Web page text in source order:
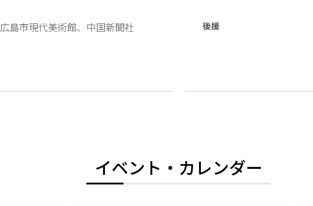
広島市現代美術館、中国新聞社 後援
イベント・カレンダー